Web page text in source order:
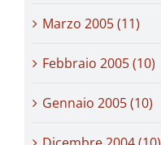
Marzo 2005 (11)
Febbraio 2005 (10)
Gennaio 2005 (10)